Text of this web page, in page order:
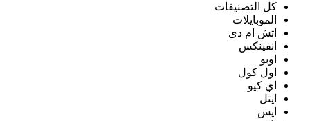
كل التصنيفات
الموبايلات
اتش ام دى
انفينكس
اوبو
اول كول
اي كيو
ايتل
ايس